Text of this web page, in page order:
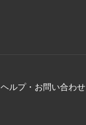
ヘルプ・お問い合わせ